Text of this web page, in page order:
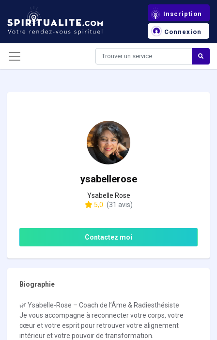
Inscription
Connexion
ysabellerose
Ysabelle Rose
5,0 (31 avis)
Contactez moi
Biographie
🌿 Ysabelle-Rose – Coach de l’Âme & Radiesthésiste
Je vous accompagne à reconnecter votre corps, votre
cœur et votre esprit pour retrouver votre alignement
intérieur et votre pouvoir de transformation.